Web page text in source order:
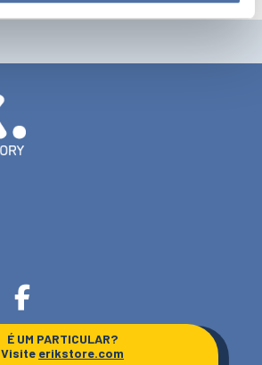
É UM PARTICULAR?
Visite erikstore.com